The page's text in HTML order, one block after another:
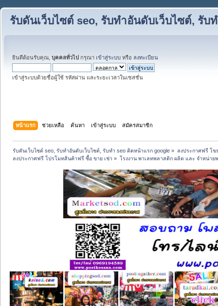
รับดันเว็บไซต์ seo, รับทำอันดับเว็บไซต์, รับ
ยินดีต้อนรับคุณ, บุคคลทั่วไป กรุณา เข้าสู่ระบบ หรือ ลงทะเบียน
เข้าสู่ระบบด้วยชื่อผู้ใช้ รหัสผ่าน และระยะเวลาในเซสชั่น
หน้าแรก ช่วยเหลือ ค้นหา เข้าสู่ระบบ สมัครสมาชิก
รับดันเว็บไซต์ seo, รับทำอันดับเว็บไซต์, รับทำ seo ติดหน้าแรก google » ลงประกาศฟรี โ
ลงประกาศฟรี โปรโมทสินค้าฟรี ซื้อ ขาย เช่า » โรงงาน พาเลทพลาสติก ผลิต และ จำหน่าย